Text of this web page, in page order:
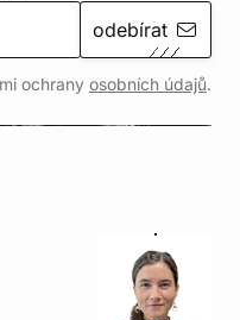
odebírat
ochrany osobních údajů.